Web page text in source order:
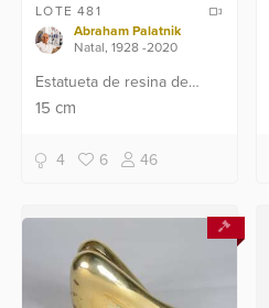
LOTE 481
Abraham Palatnik
Natal, 1928 -2020
Estatueta de resina de
poliéster representando
15cm
4 6 46